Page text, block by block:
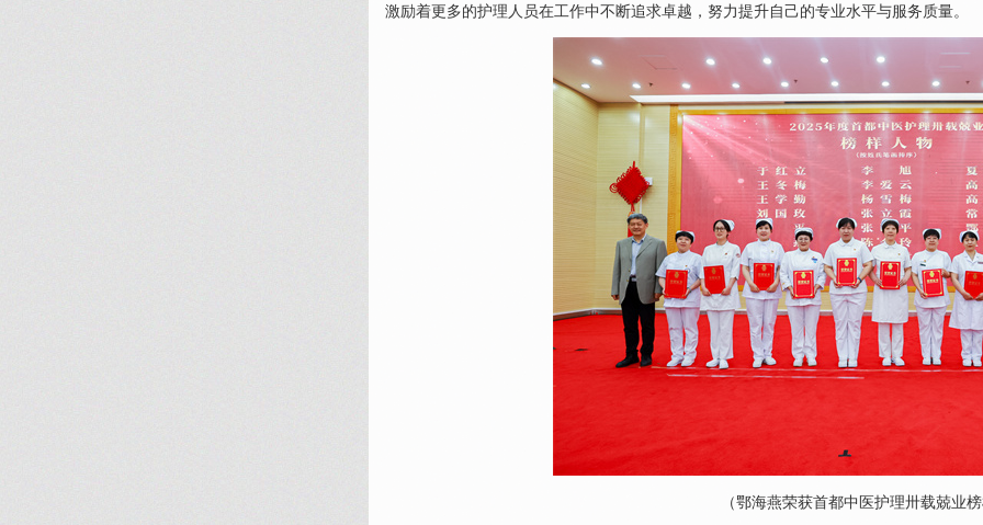
激励着更多的护理人员在工作中不断追求卓越，努力提升自己的专业水平与服务质量。
（鄂海燕荣获首都中医护理卅载兢业